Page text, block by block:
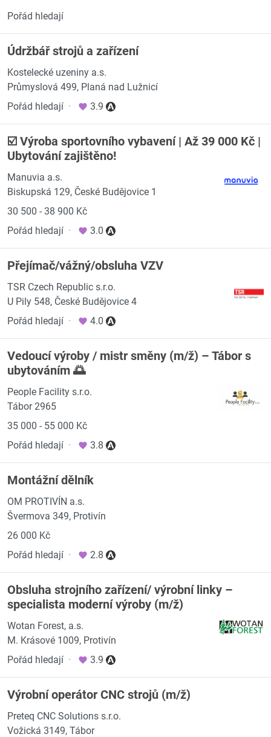
Pořád hledají
Údržbář strojů a zařízení
Kostelecké uzeniny a.s.
Průmyslová 499, Planá nad Lužnicí
Pořád hledají · 3.9
☑️ Výroba sportovního vybavení | Až 39 000 Kč |
Ubytování zajištěno!
Manuvia a.s.
Biskupská 129, České Budějovice 1
30 500 - 38 900 Kč
Pořád hledají · 3.0
Přejímač/vážný/obsluha VZV
TSR Czech Republic s.r.o.
U Pily 548, České Budějovice 4
Pořád hledají · 4.0
Vedoucí výroby / mistr směny (m/ž) – Tábor s
ubytováním 🌅
People Facility s.r.o.
Tábor 2965
35 000 - 55 000 Kč
Pořád hledají · 3.8
Montážní dělník
OM PROTIVÍN a.s.
Švermova 349, Protivín
26 000 Kč
Pořád hledají · 2.8
Obsluha strojního zařízení/ výrobní linky –
specialista moderní výroby (m/ž)
Wotan Forest, a.s.
M. Krásové 1009, Protivín
Pořád hledají · 3.9
Výrobní operátor CNC strojů (m/ž)
Preteq CNC Solutions s.r.o.
Vožická 3149, Tábor